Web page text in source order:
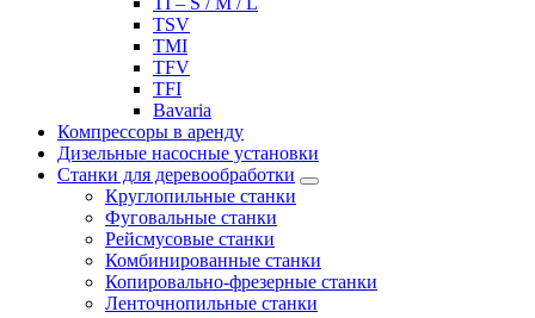
TSV
TMI
TFV
TFI
Bavaria
Компрессоры в аренду
Дизельные насосные установки
Станки для деревообработки
Круглопильные станки
Фуговальные станки
Рейсмусовые станки
Комбинированные станки
Копировально-фрезерные станки
Ленточнопильные станки